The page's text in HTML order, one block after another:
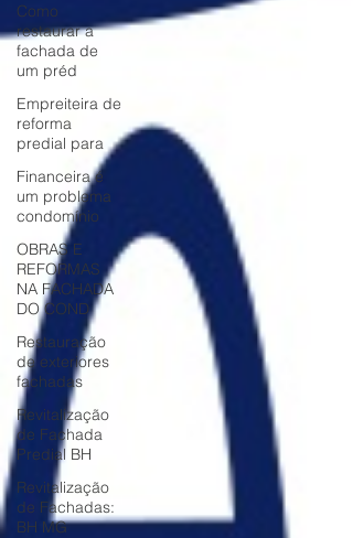
Como
restaurar a
fachada de
um préd
Empreiteira de
reforma
predial para
Financeira é
um problema
condomínio
OBRAS E
REFORMAS
NA FACHADA
DO COND
Restauração
de exteriores
fachadas
Revitalização
de Fachada
Predial BH
Revitalização
de Fachadas:
BH MG